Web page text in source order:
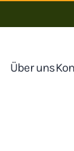
Über uns